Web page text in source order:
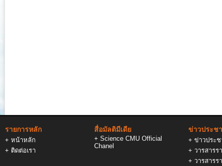
รายการหลัก
+ หน้าหลัก
+ ติดต่อเรา
สื่อมัลติมีเดีย
+ Science CMU Official
Chanel
ข่าวประช
+ ข่าวประ
+ วารสารร
+ วารสารร